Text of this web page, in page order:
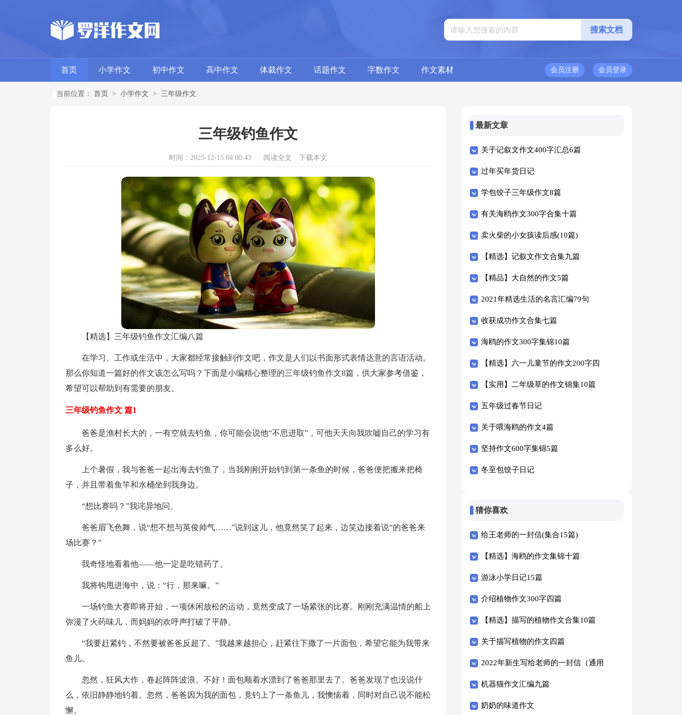
首页 小学作文 初中作文 高中作文 体裁作文 话题作文 字数作文 作文素材 会员登录
会员注册
当前位置： 首页 > 小学作文 > 三年级作文
三年级钓鱼作文
时间：2025-12-15 04:00:43 阅读全文 下载本文
【精选】三年级钓鱼作文汇编八篇
在学习、工作或生活中，大家都经常接触到作文吧，作文是人们以书面形式表情达意的言语活动。
那么你知道一篇好的作文该怎么写吗？下面是小编精心整理的三年级钓鱼作文8篇，供大家参考借鉴，
希望可以帮助到有需要的朋友。
三年级钓鱼作文 篇1
爸爸是渔村长大的，一有空就去钓鱼，你可能会说他“不思进取”，可他天天向我吹嘘自己的学习有
多么好。
上个暑假，我与爸爸一起出海去钓鱼了，当我刚刚开始钓到第一条鱼的时候，爸爸便把搬来把椅
子，并且带着鱼竿和水桶坐到我身边。
“想比赛吗？”我诧异地问。
爸爸眉飞色舞，说“想不想与英俊帅气……”说到这儿，他竟然笑了起来，边笑边接着说“的爸爸来
场比赛？”
我奇怪地看着他——他一定是吃错药了。
我将钩甩进海中，说：“行，那来嘛。”
一场钓鱼大赛即将开始，一项休闲放松的运动，竟然变成了一场紧张的比赛。刚刚充满温情的船上
弥漫了火药味儿，而妈妈的欢呼声打破了平静。
“我要赶紧钓，不然要被爸爸反超了。”我越来越担心，赶紧往下撒了一片面包，希望它能为我带来
鱼儿。
忽然，狂风大作，卷起阵阵波浪。不好！面包顺着水漂到了爸爸那里去了。爸爸发现了也没说什
么，依旧静静地钓着。忽然，爸爸因为我的面包，竟钓上了一条鱼儿，我懊恼着，同时对自己说不能松
懈。
最新文章
关于记叙文作文400字汇总6篇
过年买年货日记
学包饺子三年级作文8篇
有关海鸥作文300字合集十篇
卖火柴的小女孩读后感(10篇)
【精选】记叙文作文合集九篇
【精品】大自然的作文5篇
2021年精选生活的名言汇编79句
收获成功作文合集七篇
海鸥的作文300字集锦10篇
【精选】六一儿童节的作文200字四
篇
【实用】二年级草的作文锦集10篇
五年级过春节日记
关于喂海鸥的作文4篇
坚持作文600字集锦5篇
冬至包饺子日记
猜你喜欢
给王老师的一封信(集合15篇)
【精选】海鸥的作文集锦十篇
游泳小学日记15篇
介绍植物作文300字四篇
【精选】描写的植物作文合集10篇
关于描写植物的作文四篇
2022年新生写给老师的一封信（通用
8篇）
机器猫作文汇编九篇
奶奶的味道作文